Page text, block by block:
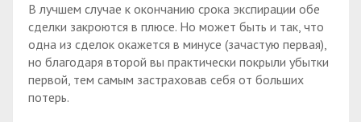
В лучшем случае к окончанию срока экспирации обе
сделки закроются в плюсе. Но может быть и так, что
одна из сделок окажется в минусе (зачастую первая),
но благодаря второй вы практически покрыли убытки
первой, тем самым застраховав себя от больших
потерь.